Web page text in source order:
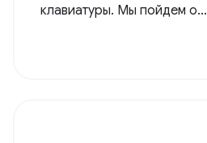
клавиатуры. Мы пойдем о...